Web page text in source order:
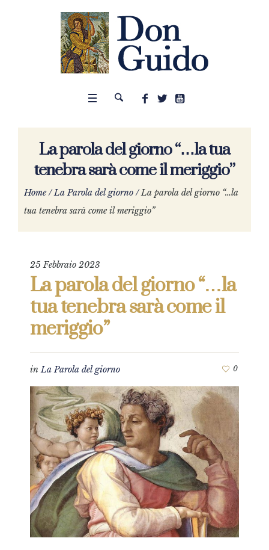
La parola del giorno “…la tua
tenebra sarà come il meriggio”
Home /La Parola del giorno /La parola del giorno “…la
tua tenebra sarà come il meriggio”
25 Febbraio 2023
La parola del giorno “…la
tua tenebra sarà come il
meriggio”
inLa Parola del giorno 0